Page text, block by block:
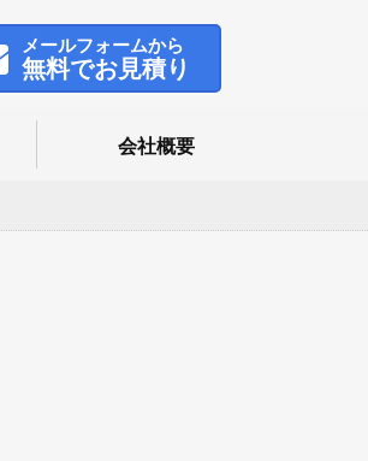
メールフォームから
無料でお見積り
会社概要